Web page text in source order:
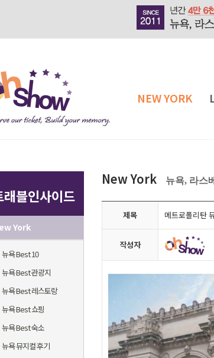
NEW YORK
래블인사이드
York
뉴욕 Best 10
뉴욕 Best 관광지
뉴욕 Best 레스토랑
뉴욕 Best 쇼핑
뉴욕 Best 숙소
뉴욕 뮤지컬 후기
New York 뉴욕, 라스
제목 메트로폴리탄
작성자